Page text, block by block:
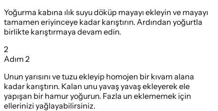
Yoğurma kabına ılık suyu döküp mayayı ekleyin ve mayayı
tamamen eriyinceye kadar karıştırın. Ardından yoğurtla
birlikte karıştırmaya devam edin.
2
Adım 2
Unun yarısını ve tuzu ekleyip homojen bir kıvam alana
kadar karıştırın. Kalan unu yavaş yavaş ekleyerek ele
yapışan bir hamur yoğurun. Fazla un eklememek için
ellerinizi yağlayabilirsiniz.